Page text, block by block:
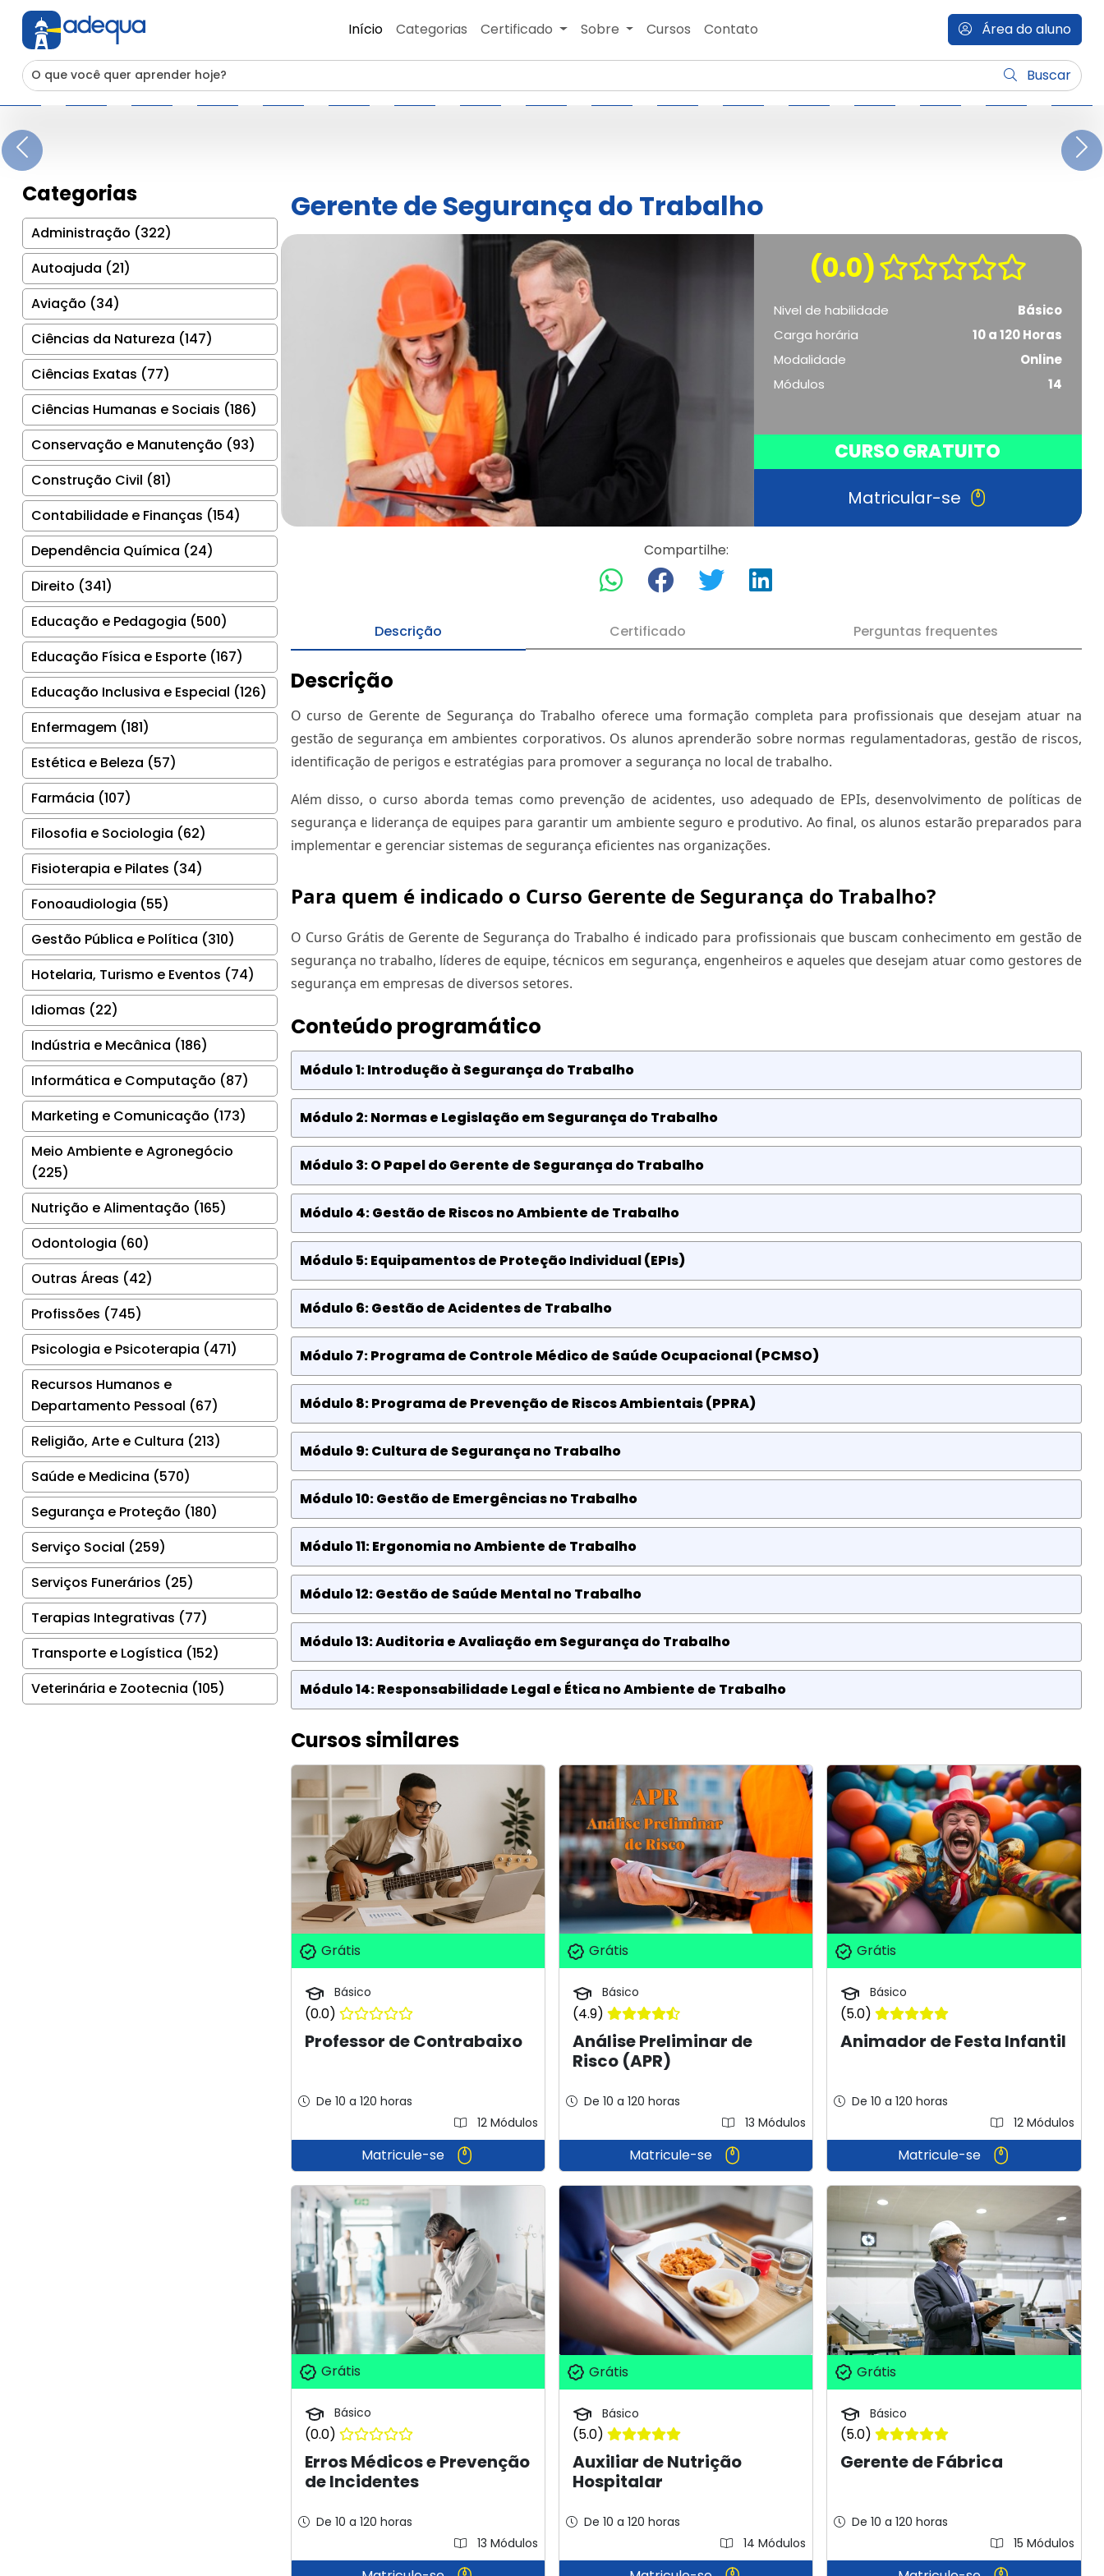
Início Categorias Certificado Sobre Cursos Contato Área do aluno
Buscar
Previous
Categorias
Administração (322)
Autoajuda (21)
Aviação (34)
Ciências da Natureza (147)
Ciências Exatas (77)
Ciências Humanas e Sociais (186)
Conservação e Manutenção (93)
Construção Civil (81)
Contabilidade e Finanças (154)
Dependência Química (24)
Direito (341)
Educação e Pedagogia (500)
Educação Física e Esporte (167)
Educação Inclusiva e Especial (126)
Enfermagem (181)
Estética e Beleza (57)
Farmácia (107)
Filosofia e Sociologia (62)
Fisioterapia e Pilates (34)
Fonoaudiologia (55)
Gestão Pública e Política (310)
Hotelaria, Turismo e Eventos (74)
Idiomas (22)
Indústria e Mecânica (186)
Informática e Computação (87)
Marketing e Comunicação (173)
Meio Ambiente e Agronegócio
(225)
Nutrição e Alimentação (165)
Odontologia (60)
Outras Áreas (42)
Profissões (745)
Psicologia e Psicoterapia (471)
Recursos Humanos e
Departamento Pessoal (67)
Religião, Arte e Cultura (213)
Saúde e Medicina (570)
Segurança e Proteção (180)
Serviço Social (259)
Serviços Funerários (25)
Terapias Integrativas (77)
Transporte e Logística (152)
Veterinária e Zootecnia (105)
Gerente de Segurança do Trabalho
(0.0)
Nivel de habilidade
Básico
Carga horária
10 a 120 Horas
Modalidade
Online
Módulos
14
CURSO GRATUITO
Matricular-se
Compartilhe:
Descrição Certificado Perguntas frequentes
Descrição
O curso de Gerente de Segurança do Trabalho oferece uma formação completa para profissionais que desejam atuar na
gestão de segurança em ambientes corporativos. Os alunos aprenderão sobre normas regulamentadoras, gestão de riscos,
identificação de perigos e estratégias para promover a segurança no local de trabalho.
Além disso, o curso aborda temas como prevenção de acidentes, uso adequado de EPIs, desenvolvimento de políticas de
segurança e liderança de equipes para garantir um ambiente seguro e produtivo. Ao final, os alunos estarão preparados para
implementar e gerenciar sistemas de segurança eficientes nas organizações.
Para quem é indicado o Curso Gerente de Segurança do Trabalho?
O Curso Grátis de Gerente de Segurança do Trabalho é indicado para profissionais que buscam conhecimento em gestão de
segurança no trabalho, líderes de equipe, técnicos em segurança, engenheiros e aqueles que desejam atuar como gestores de
segurança em empresas de diversos setores.
Conteúdo programático
Módulo 1: Introdução à Segurança do Trabalho
Módulo 2: Normas e Legislação em Segurança do Trabalho
Módulo 3: O Papel do Gerente de Segurança do Trabalho
Módulo 4: Gestão de Riscos no Ambiente de Trabalho
Módulo 5: Equipamentos de Proteção Individual (EPIs)
Módulo 6: Gestão de Acidentes de Trabalho
Módulo 7: Programa de Controle Médico de Saúde Ocupacional (PCMSO)
Módulo 8: Programa de Prevenção de Riscos Ambientais (PPRA)
Módulo 9: Cultura de Segurança no Trabalho
Módulo 10: Gestão de Emergências no Trabalho
Módulo 11: Ergonomia no Ambiente de Trabalho
Módulo 12: Gestão de Saúde Mental no Trabalho
Módulo 13: Auditoria e Avaliação em Segurança do Trabalho
Módulo 14: Responsabilidade Legal e Ética no Ambiente de Trabalho
Cursos similares
Grátis
Básico
(0.0)
Professor de Contrabaixo
De 10 a 120 horas
12 Módulos
Matricule-se
Grátis
Básico
(4.9)
Análise Preliminar de
Risco (APR)
De 10 a 120 horas
13 Módulos
Matricule-se
Grátis
Básico
(5.0)
Animador de Festa Infantil
De 10 a 120 horas
12 Módulos
Matricule-se
Grátis
Básico
(0.0)
Erros Médicos e Prevenção
de Incidentes
De 10 a 120 horas
13 Módulos
Grátis
Básico
(5.0)
Auxiliar de Nutrição
Hospitalar
De 10 a 120 horas
14 Módulos
Grátis
Básico
(5.0)
Gerente de Fábrica
De 10 a 120 horas
15 Módulos